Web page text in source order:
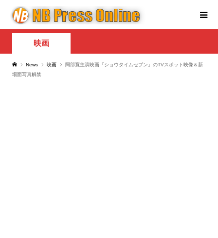
映画
News 映画
阿部寛主演映画『ショウタイムセブン』のTVスポット映像＆新
場面写真解禁